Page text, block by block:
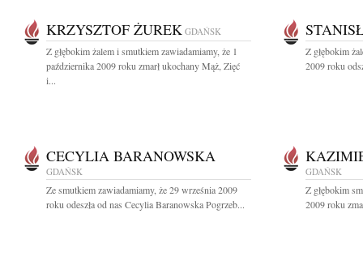
KRZYSZTOF ŻUREK GDAŃSK
Z głębokim żalem i smutkiem zawiadamiamy, że 1
października 2009 roku zmarł ukochany Mąż, Zięć
i...
Z głębokim
2009 roku
CECYLIA BARANOWSKA
GDAŃSK
Ze smutkiem zawiadamiamy, że 29 września 2009
roku odeszła od nas Cecylia Baranowska Pogrzeb...
GDAŃSK
Z głębokim
2009 roku